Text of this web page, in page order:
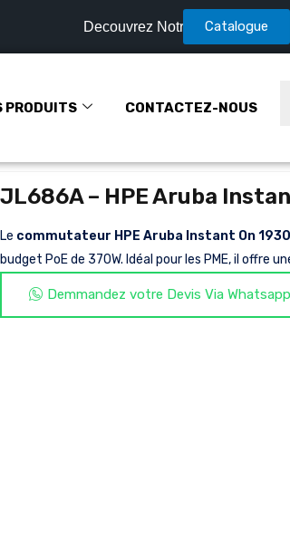
Decouvrez Notre Catalogue
PRODUITS CONTACTEZ-NOUS
JL686A – HPE Aruba
Le commutateur HPE Aruba Instant On
budget PoE de 370W. Idéal pour les PME, il
Demmandez votre Devis Via Whatsapp